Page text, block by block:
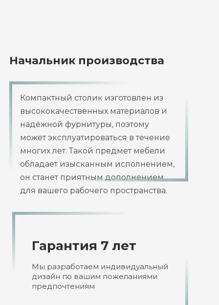
Компактный столик изготовлен из
высококачественных материалов и
надёжной фурнитуры, поэтому
может эксплуатироваться в течение
многих лет. Такой предмет мебели
обладает изысканным исполнением,
он станет приятным дополнением
для вашего рабочего пространства.
Начальник производства
Мы разработаем индивидуальный
дизайн по вашим пожеланиями
предпочтениям
Гарантия 7 лет